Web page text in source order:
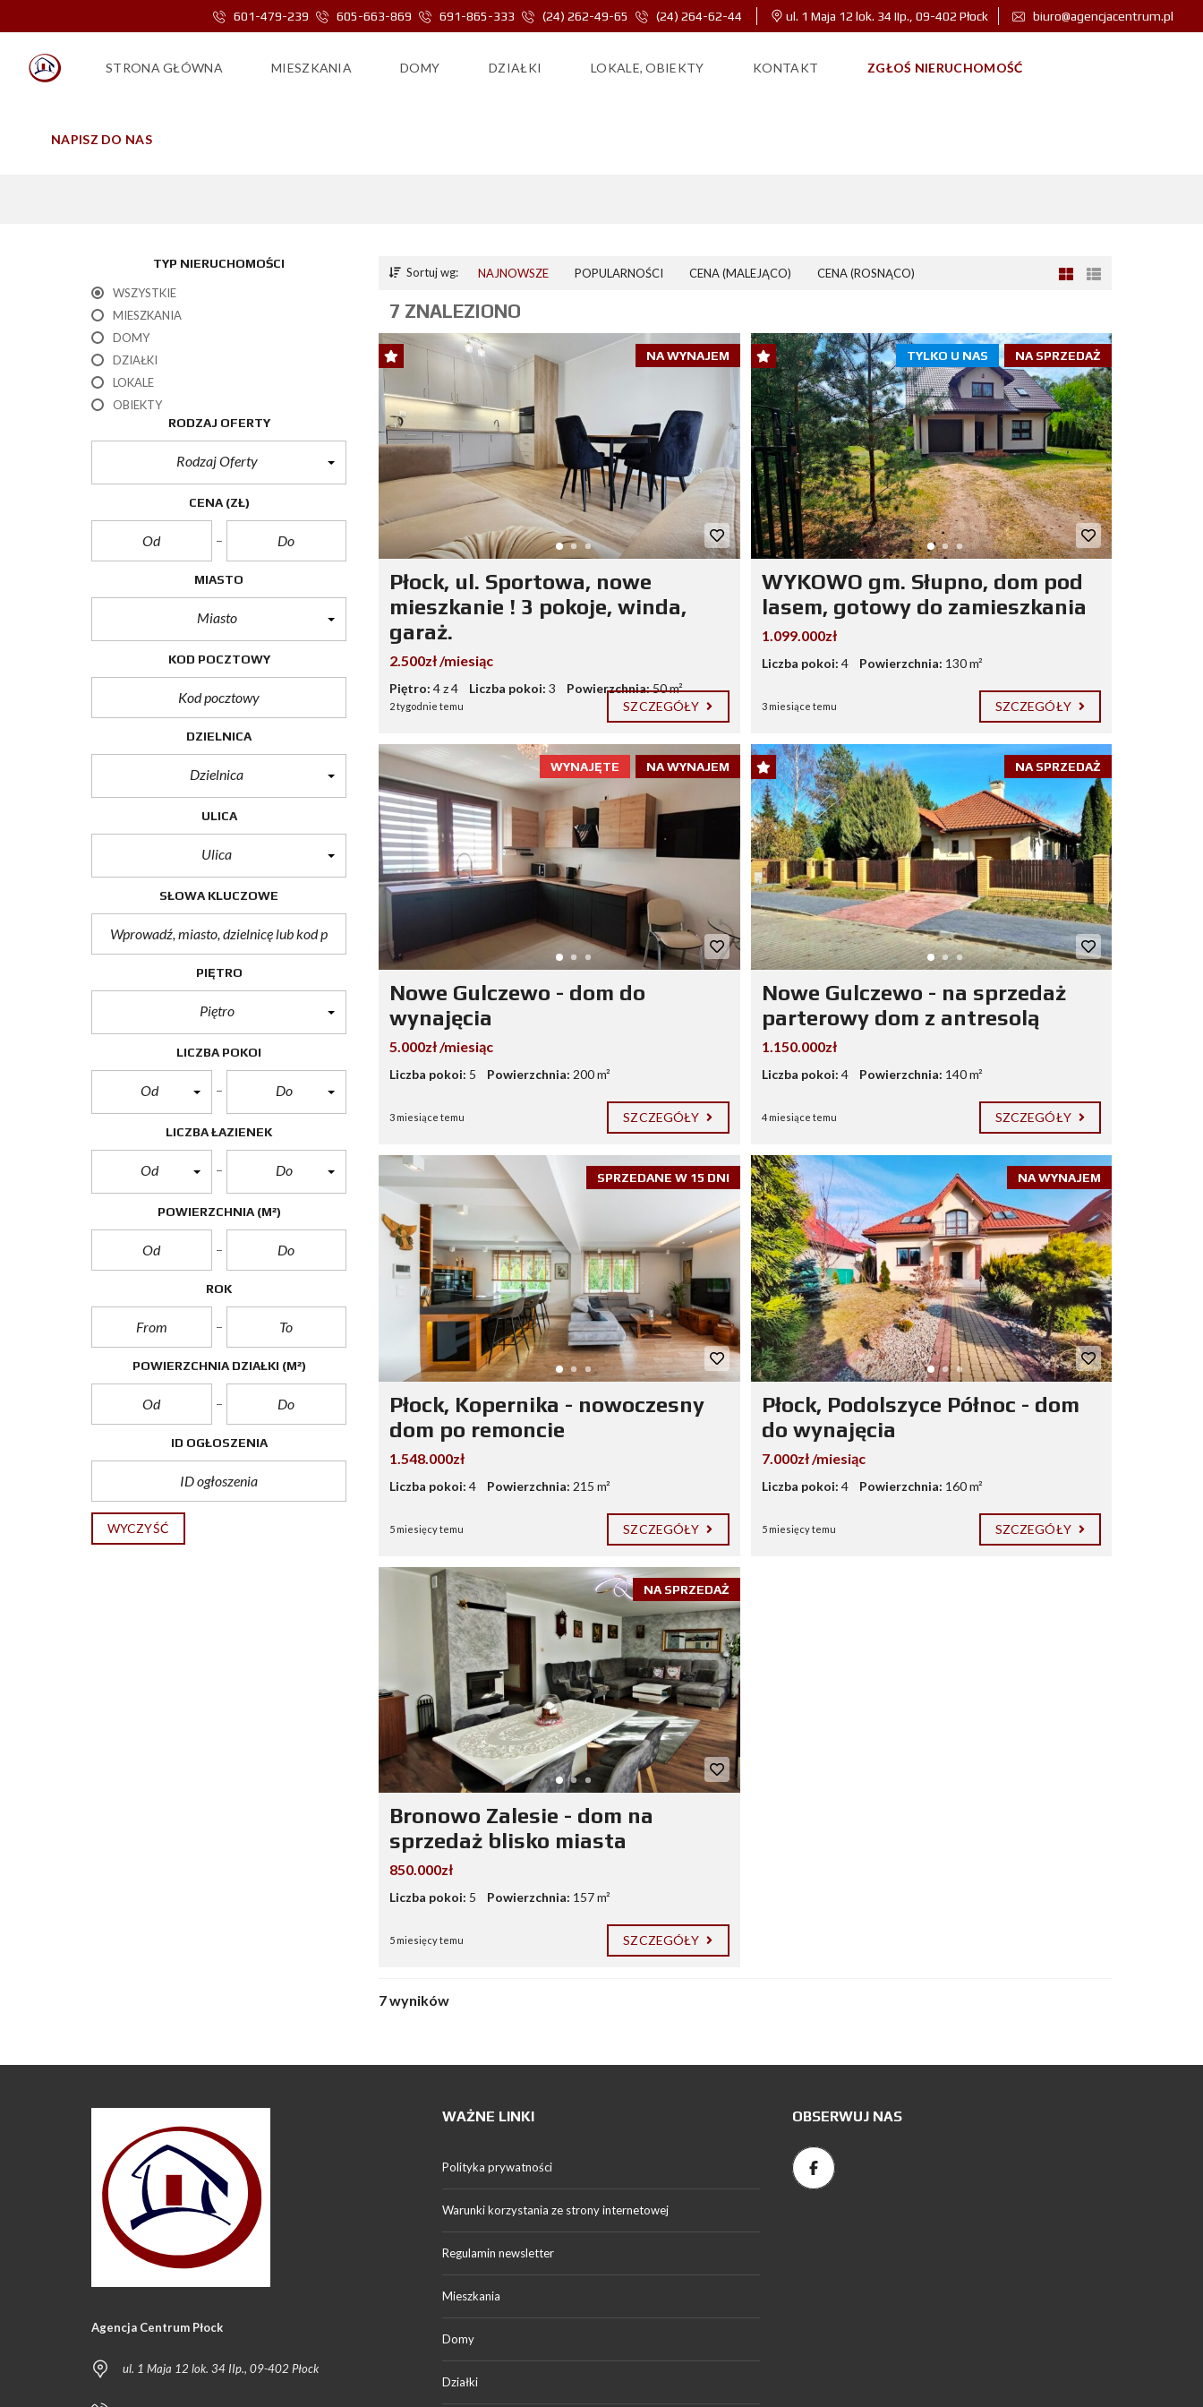
601-479-239 605-663-869 691-865-333 (24) 262-49-65 (24) 264-62-44 ul. 1 Maja 12 lok. 34 IIp., 09-402 Płock biuro@agencjacentrum.pl
STRONA GŁÓWNA MIESZKANIA DOMY DZIAŁKI LOKALE, OBIEKTY KONTAKT ZGŁOŚ NIERUCHOMOŚĆ
NAPISZ DO NAS
TYP NIERUCHOMOŚCI
WSZYSTKIE
MIESZKANIA
DOMY
DZIAŁKI
LOKALE
OBIEKTY
RODZAJ OFERTY
Rodzaj Oferty
CENA (ZŁ)
MIASTO
Miasto
KOD POCZTOWY
DZIELNICA
Dzielnica
ULICA
Ulica
SŁOWA KLUCZOWE
PIĘTRO
Piętro
LICZBA POKOI
Od Do
LICZBA ŁAZIENEK
Od Do
POWIERZCHNIA (M²)
ROK
POWIERZCHNIA DZIAŁKI (M²)
ID OGŁOSZENIA
WYCZYŚĆ
Sortuj wg: NAJNOWSZE POPULARNOŚCI CENA (MALEJĄCO) CENA (ROSNĄCO)
7 ZNALEZIONO
NA WYNAJEM
Płock, ul. Sportowa, nowe
mieszkanie ! 3 pokoje, winda,
garaż.
2.500zł /miesiąc
Piętro: 4 z 4 Liczba pokoi: 3 Powierzchnia:50 m²
2 tygodnie temu SZCZEGÓŁY
NA SPRZEDAŻ
TYLKO U NAS
WYKOWO gm. Słupno, dom pod
lasem, gotowy do zamieszkania
1.099.000zł
Liczba pokoi: 4 Powierzchnia: 130 m²
3 miesiące temu SZCZEGÓŁY
NA WYNAJEM
WYNAJĘTE
Nowe Gulczewo - dom do
wynajęcia
5.000zł /miesiąc
Liczba pokoi: 5 Powierzchnia: 200 m²
3 miesiące temu SZCZEGÓŁY
NA SPRZEDAŻ
Nowe Gulczewo - na sprzedaż
parterowy dom z antresolą
1.150.000zł
Liczba pokoi: 4 Powierzchnia: 140 m²
4 miesiące temu SZCZEGÓŁY
SPRZEDANE W 15 DNI
Płock, Kopernika - nowoczesny
dom po remoncie
1.548.000zł
Liczba pokoi: 4 Powierzchnia: 215 m²
5 miesięcy temu SZCZEGÓŁY
NA WYNAJEM
Płock, Podolszyce Północ - dom
do wynajęcia
7.000zł /miesiąc
Liczba pokoi: 4 Powierzchnia: 160 m²
5 miesięcy temu SZCZEGÓŁY
NA SPRZEDAŻ
Bronowo Zalesie - dom na
sprzedaż blisko miasta
850.000zł
Liczba pokoi: 5 Powierzchnia: 157 m²
5 miesięcy temu SZCZEGÓŁY
7 wyników
Agencja Centrum Płock
ul. 1 Maja 12 lok. 34 IIp., 09-402 Płock
WAŻNE LINKI
Polityka prywatności
Warunki korzystania ze strony internetowej
Regulamin newsletter
Mieszkania
Domy
Działki
OBSERWUJ NAS